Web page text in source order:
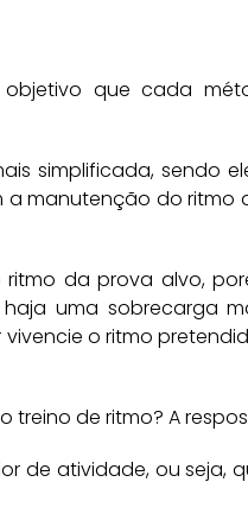
que cada
simplificada, sendo
manutenção do ritmo
da prova alvo,
uma sobrecarga
o ritmo
treino de ritmo? A
de atividade, ou seja,